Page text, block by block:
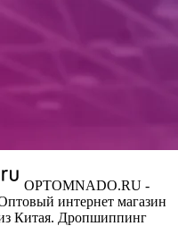
OPTOMNADO.RU -
интернет магазин
Китая. Дропшиппинг